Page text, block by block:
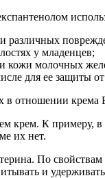
различных
у младенцев;
кожи молочных
для ее защиты
в отношении
крем. К примеру, в
их нет.
По свойствам
и